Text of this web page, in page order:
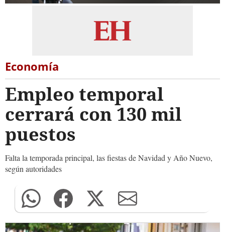
Economía
Empleo temporal
cerrará con 130 mil
puestos
Falta la temporada principal, las fiestas de Navidad y Año Nuevo,
según autoridades